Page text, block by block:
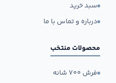
سبد خرید
درباره و تماس با ما
محصولات منتخب
فرش ۷۰۰ شانه